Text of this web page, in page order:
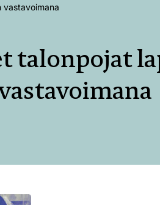
vastavoimana
talonpojat